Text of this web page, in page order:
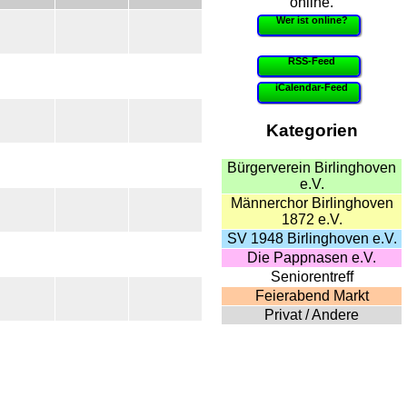
Wer ist online?
RSS-Feed
iCalendar-Feed
Kategorien
Bürgerverein Birlinghoven
e.V.
Männerchor Birlinghoven
1872 e.V.
SV 1948 Birlinghoven e.V.
Die Pappnasen e.V.
Seniorentreff
Feierabend Markt
Privat / Andere